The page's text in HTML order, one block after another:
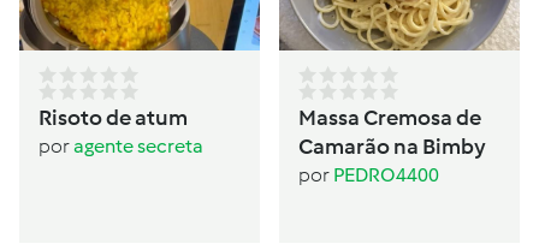
Risoto de atum
poragente secreta
Massa Cremosa de
Camarão na Bimby
por PEDRO4400